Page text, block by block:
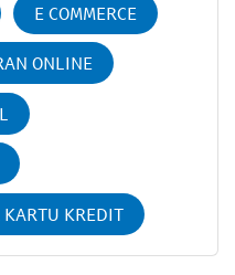
E COMMERCE
ONLINE
KREDIT